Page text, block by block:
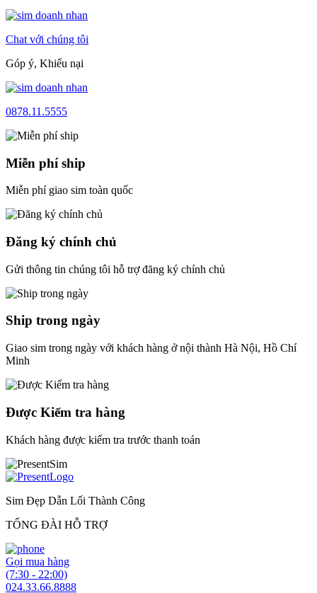
Chat với chúng tôi
Góp ý, Khiếu nại
0878.11.5555
Miễn phí ship
Miễn phí giao sim toàn quốc
Đăng ký chính chủ
Gửi thông tin chúng tôi hỗ trợ đăng ký chính chủ
Ship trong ngày
Giao sim trong ngày với khách hàng ở nội thành Hà Nội, Hồ Chí
Minh
Được Kiểm tra hàng
Khách hàng được kiểm tra trước thanh toán
Sim Đẹp Dẫn Lối Thành Công
TỔNG ĐÀI HỖ TRỢ
Gọi mua hàng
(7:30 - 22:00)
024.33.66.8888